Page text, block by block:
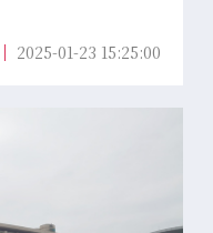
2025-01-23 15:25:00